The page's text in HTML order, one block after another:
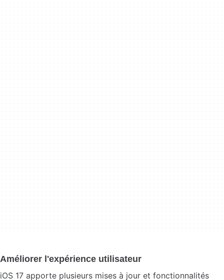
Améliorer l'expérience utilisateur
iOS 17 apporte plusieurs mises à jour et fonctionnalités